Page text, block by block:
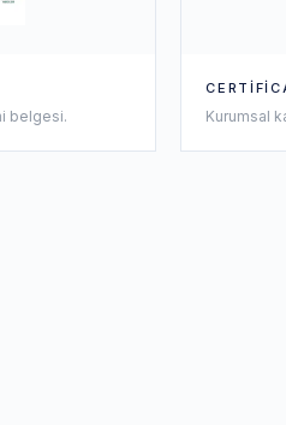
belgesi. Kurumsal